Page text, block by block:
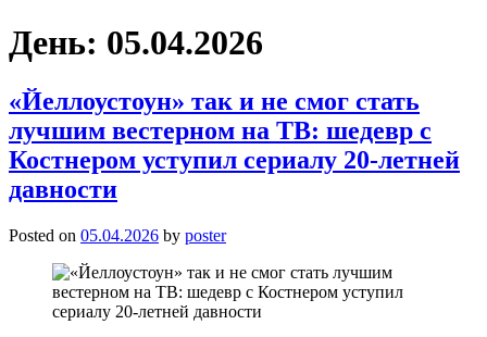
День: 05.04.2026
«Йеллоустоун» так и не смог стать
лучшим вестерном на ТВ: шедевр с
Костнером уступил сериалу 20-летней
давности
Posted on 05.04.2026 by poster